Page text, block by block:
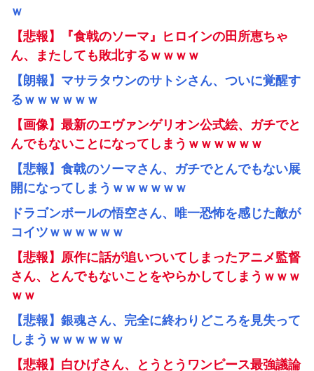
ｗ
【悲報】『食戟のソーマ』ヒロインの田所恵ちゃ
ん、またしても敗北するｗｗｗｗ
【朗報】マサラタウンのサトシさん、ついに覚醒す
るｗｗｗｗｗｗ
【画像】最新のエヴァンゲリオン公式絵、ガチでと
んでもないことになってしまうｗｗｗｗｗｗ
【悲報】食戟のソーマさん、ガチでとんでもない展
開になってしまうｗｗｗｗｗｗ
ドラゴンボールの悟空さん、唯一恐怖を感じた敵が
コイツｗｗｗｗｗｗ
【悲報】原作に話が追いついてしまったアニメ監督
さん、とんでもないことをやらかしてしまうｗｗｗ
ｗｗ
【悲報】銀魂さん、完全に終わりどころを見失って
しまうｗｗｗｗｗｗ
【悲報】白ひげさん、とうとうワンピース最強議論